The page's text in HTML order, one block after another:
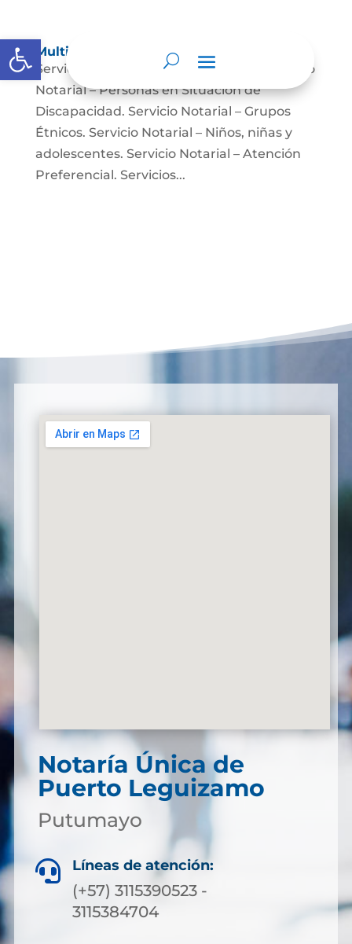
Abrir barra de herramientas
Multimedia
Servicio Notarial – Fuerzas Militares. Servicio
Notarial – Personas en Situación de
Discapacidad. Servicio Notarial – Grupos
Étnicos. Servicio Notarial – Niños, niñas y
adolescentes. Servicio Notarial – Atención
Preferencial. Servicios...
Notaría Única de
Puerto Leguizamo
Putumayo
 Líneas de atención:
(+57) 3115390523 -
3115384704